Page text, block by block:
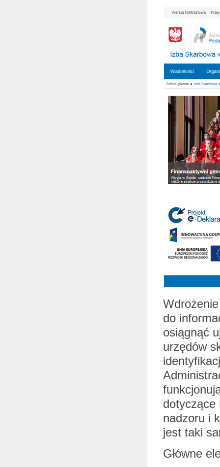
do
osiągnąć
urzędów
dotyczące
nadzoru i
jest taki
Główne